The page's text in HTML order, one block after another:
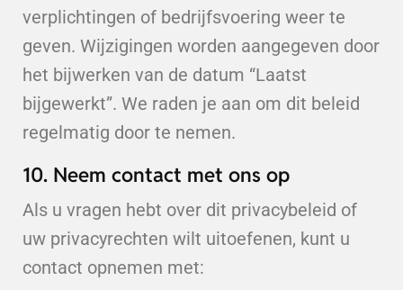
verplichtingen of bedrijfsvoering weer te
geven. Wijzigingen worden aangegeven door
het bijwerken van de datum “Laatst
bijgewerkt”. We raden je aan om dit beleid
regelmatig door te nemen.
10. Neem contact met ons op
Als u vragen hebt over dit privacybeleid of
uw privacyrechten wilt uitoefenen, kunt u
contact opnemen met: